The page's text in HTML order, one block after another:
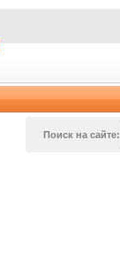
Поиск на сайте: